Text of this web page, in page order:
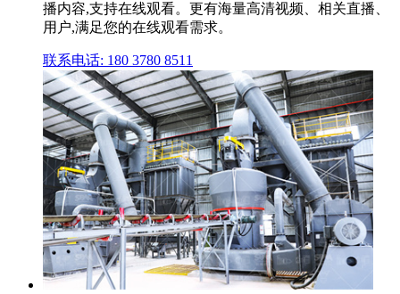
播内容,支持在线观看。更有海量高清视频、相关直播、
用户,满足您的在线观看需求。
联系电话: 180 3780 8511